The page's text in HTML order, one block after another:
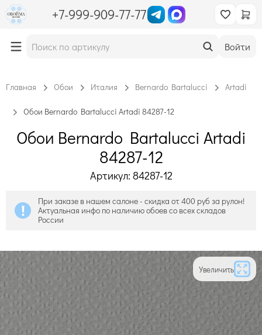
+7-999-909-77-77
Войти
Главная Обои Италия Bernardo Bartalucci Artadi
Обои Bernardo Bartalucci Artadi 84287-12
Обои Bernardo Bartalucci Artadi
84287-12
Артикул: 84287-12
При заказе в нашем салоне - скидка от 400 руб за рулон!
Актуальная инфо по наличию обоев со всех складов
России
Увеличить